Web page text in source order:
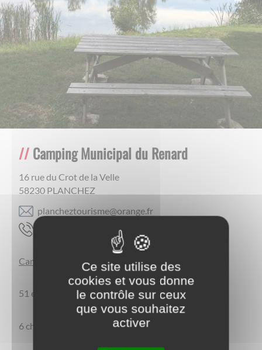
Camping Municipal du Renard
16 rue du Crot de la Velle
58230 PLANCHEZ
rf.egnaro@emsiruotzehcnalp
Camping Municipal
51 emplacements
6 chalets classés
Ce site utilise des
cookies et vous donne
le contrôle sur ceux
que vous souhaitez
activer